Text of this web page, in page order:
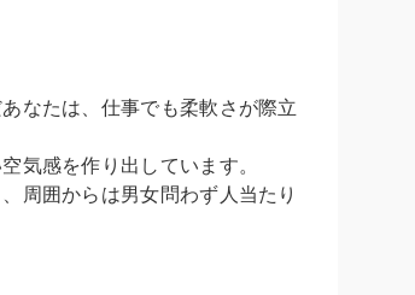
なたは、仕事でも柔軟さが際立
気感を作り出しています。
周囲からは男女問わず人当たり